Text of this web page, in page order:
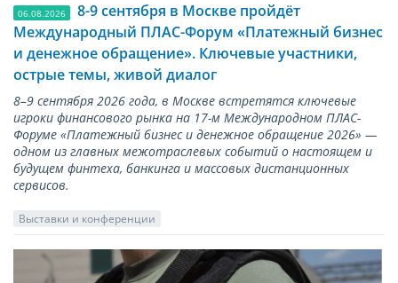
06.08.2026
8-9 сентября в Москве пройдёт
Международный ПЛАС-Форум «Платежный бизнес
и денежное обращение». Ключевые участники,
острые темы, живой диалог
8–9 сентября 2026 года, в Москве встретятся ключевые
игроки финансового рынка на 17-м Международном ПЛАС-
Форуме «Платежный бизнес и денежное обращение 2026» —
одном из главных межотраслевых событий о настоящем и
будущем финтеха, банкинга и массовых дистанционных
сервисов.
Выставки и конференции